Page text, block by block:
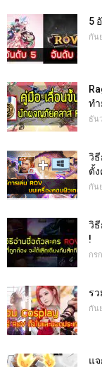
5
กัน
ทำ
ธัน
วิธี
ตั้
กัน
วิธี
!
กร
รว
กัน
แ